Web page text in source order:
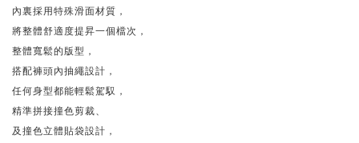
內裏採用特殊滑面材質，
將整體舒適度提昇一個檔次，
整體寬鬆的版型，
搭配褲頭內抽繩設計，
任何身型都能輕鬆駕馭，
精準拼接撞色剪裁、
及撞色立體貼袋設計，